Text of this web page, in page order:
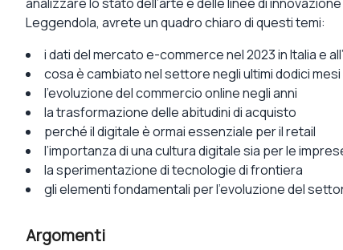
Leggendola, avrete un quadro chiaro di questi temi:
i dati del mercato e-commerce nel 2023 in Italia e
cosa è cambiato nel settore negli ultimi dodici mesi
l’evoluzione del commercio online negli anni
la trasformazione delle abitudini di acquisto
perché il digitale è ormai essenziale per il retail
l’importanza di una cultura digitale sia per le
la sperimentazione di tecnologie di frontiera
gli elementi fondamentali per l’evoluzione del
Argomenti